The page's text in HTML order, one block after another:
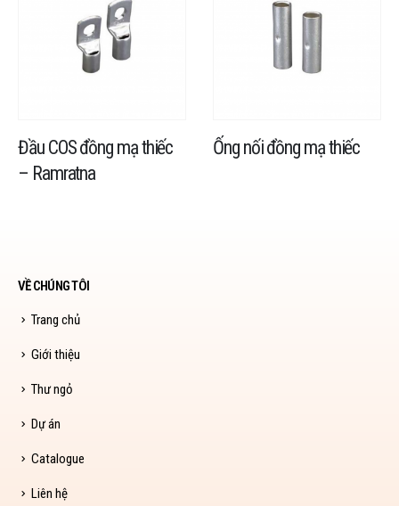
Đầu COS đồng mạ thiếc
– Ramratna
Ống nối đồng mạ thiếc
VỀ CHÚNG TÔI
Trang chủ
Giới thiệu
Thư ngỏ
Dự án
Catalogue
Liên hệ